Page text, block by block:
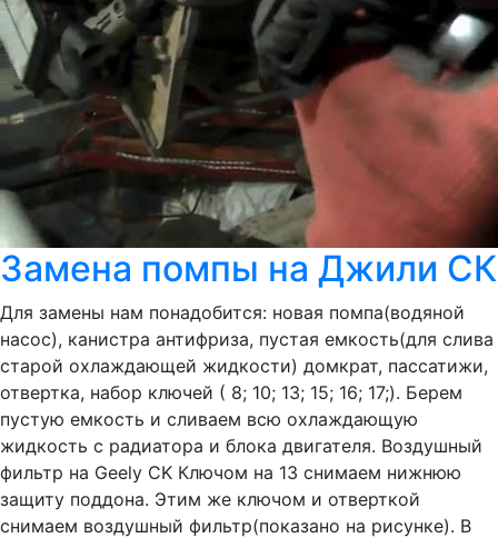
Замена помпы на Джили СК
Для замены нам понадобится: новая помпа(водяной
насос), канистра антифриза, пустая емкость(для слива
старой охлаждающей жидкости) домкрат, пассатижи,
отвертка, набор ключей ( 8; 10; 13; 15; 16; 17;). Берем
пустую емкость и сливаем всю охлаждающую
жидкость с радиатора и блока двигателя. Воздушный
фильтр на Geely CK Ключом на 13 снимаем нижнюю
защиту поддона. Этим же ключом и отверткой
снимаем воздушный фильтр(показано на рисунке). В